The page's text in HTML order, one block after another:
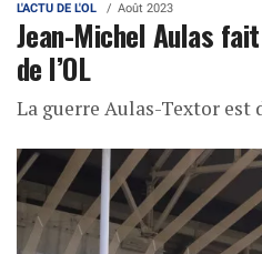
L'ACTU DE L'OL Août 2023
Jean-Michel Aulas
de l’OL
La guerre Aulas-Textor est